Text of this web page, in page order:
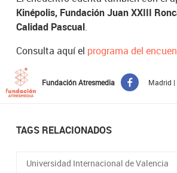
Kinépolis, Fundación Juan XXIII
Calidad Pascual.
Consulta aquí el programa del
Fundación Atresmedia Madrid
TAGS RELACIONADOS
Universidad Internacional de Valencia